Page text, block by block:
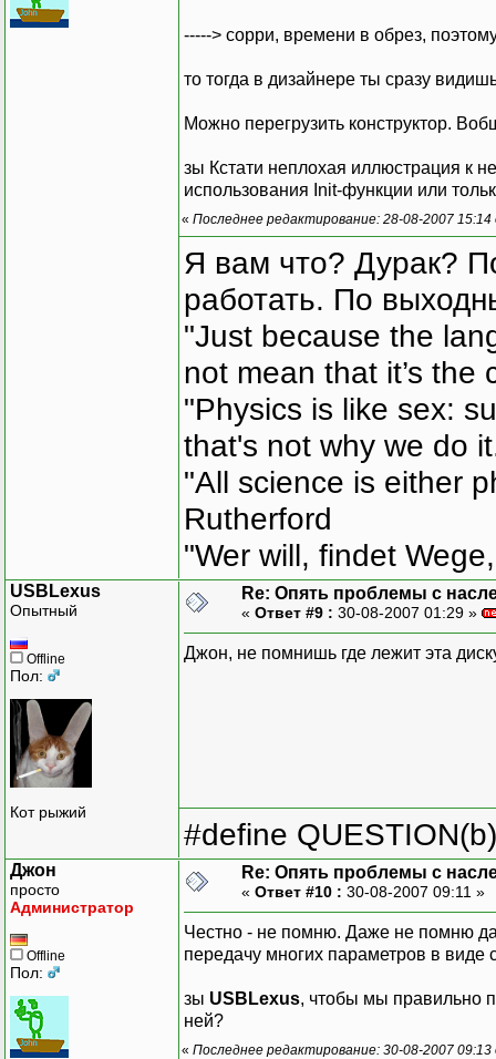
-----> сорри, времени в обрез,
то тогда в дизайнере ты сразу
Можно перегрузить конструктор.
зы Кстати неплохая иллюстрация к
использования Init-функции или
« Последнее редактирование: 28-08-2007
Я вам что? Дурак?
работать. По
"Just because the
not mean that it’s the
"Physics is like sex:
that's not why we do
"All science is either
Rutherford
"Wer will, findet
USBLexus
Опытный
Offline
Пол:
Кот рыжий
Re: Опять проблемы с
« Ответ #9 : 30-08-2007 01:29 »
Джон, не помнишь где лежит эта
#define
Джон
просто
Администратор
Offline
Пол:
Re: Опять проблемы с
« Ответ #10 : 30-08-2007 09:11 »
Честно - не помню. Даже не помню
передачу многих параметров в виде
зы USBLexus, чтобы мы правильно
ней?
« Последнее редактирование: 30-08-2007